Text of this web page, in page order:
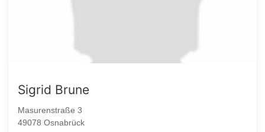
Sigrid Brune
Masurenstraße 3
49078 Osnabrück